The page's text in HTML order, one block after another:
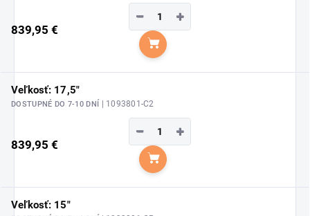
839,95 €
+
−
Do košíka
Veľkosť: 17,5"
DOSTUPNÉ DO 7-10 DNÍ | 1093801-C2
839,95 €
+
−
Do košíka
Veľkosť: 15"